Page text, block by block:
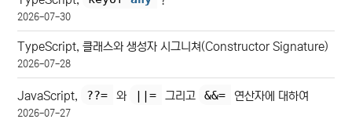
2026-07-30
TypeScript, 클래스와 생성자 시그니쳐(Constructor Signature)
2026-07-28
JavaScript, ??= 와 ||= 그리고 &&= 연산자에 대하여
2026-07-27